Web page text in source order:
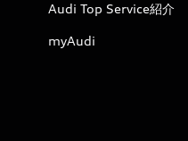
Audi Top Service紹介
myAudi